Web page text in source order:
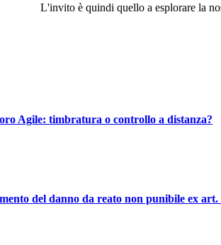
L'invito è quindi quello a esplorare la
Agile: timbratura o controllo a distanza?
del danno da reato non punibile ex art.